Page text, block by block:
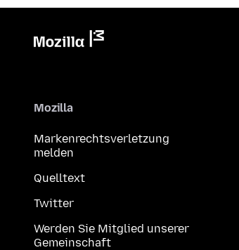
Mozilla
Markenrechtsverletzung
melden
Quelltext
Twitter
Werden Sie Mitglied unserer
Gemeinschaft